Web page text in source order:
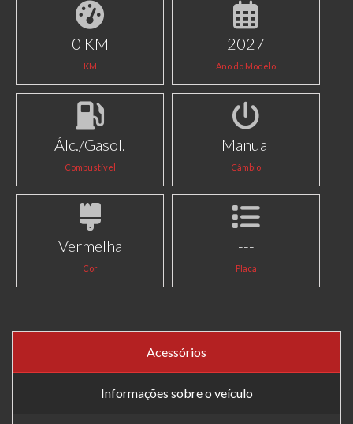
0 KM
KM
2027
Ano do Modelo
Álc./Gasol.
Combustível
Manual
Câmbio
Vermelha
Cor
---
Placa
Acessórios
Informações sobre o veículo